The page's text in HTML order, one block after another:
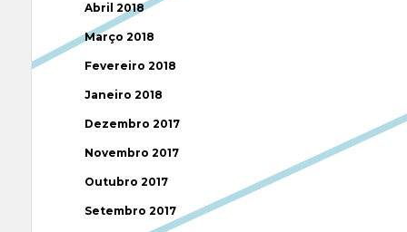
Abril 2018
Março 2018
Fevereiro 2018
Janeiro 2018
Dezembro 2017
Novembro 2017
Outubro 2017
Setembro 2017